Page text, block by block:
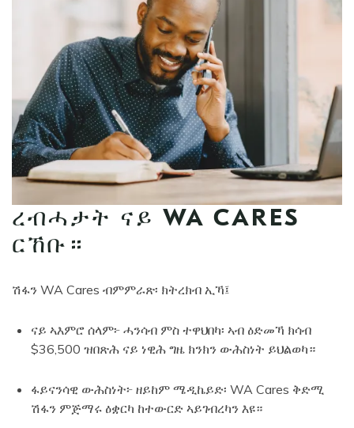
ረብሓታት ናይ WA CARES
ርኸቡ።
ሽፋን WA Cares ብምምራጽ፡ ክትረክብ ኢኻ፤
ናይ ኣእምሮ ሰላም፦ ሓንሳብ ምስ ተዋህበካ፡ ኣብ ዕድመኻ ክሳብ
$36,500 ዝበጽሕ ናይ ነዊሕ ግዜ ክንክን ውሕስነት ይህልወካ።
ፋይናንሳዊ ውሕስነት፦ ዘይከም ሜዲኬይድ፡ WA Cares ቅድሚ
ሽፋን ምጅማሩ ዕቋርካ ከተውርድ ኣይገብረካን እዩ።